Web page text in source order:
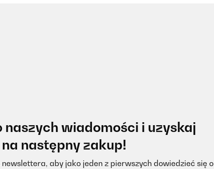
naszych wiadomości i uzyskaj
na następny zakup!
aby jako jeden z pierwszych dowiedzieć się o